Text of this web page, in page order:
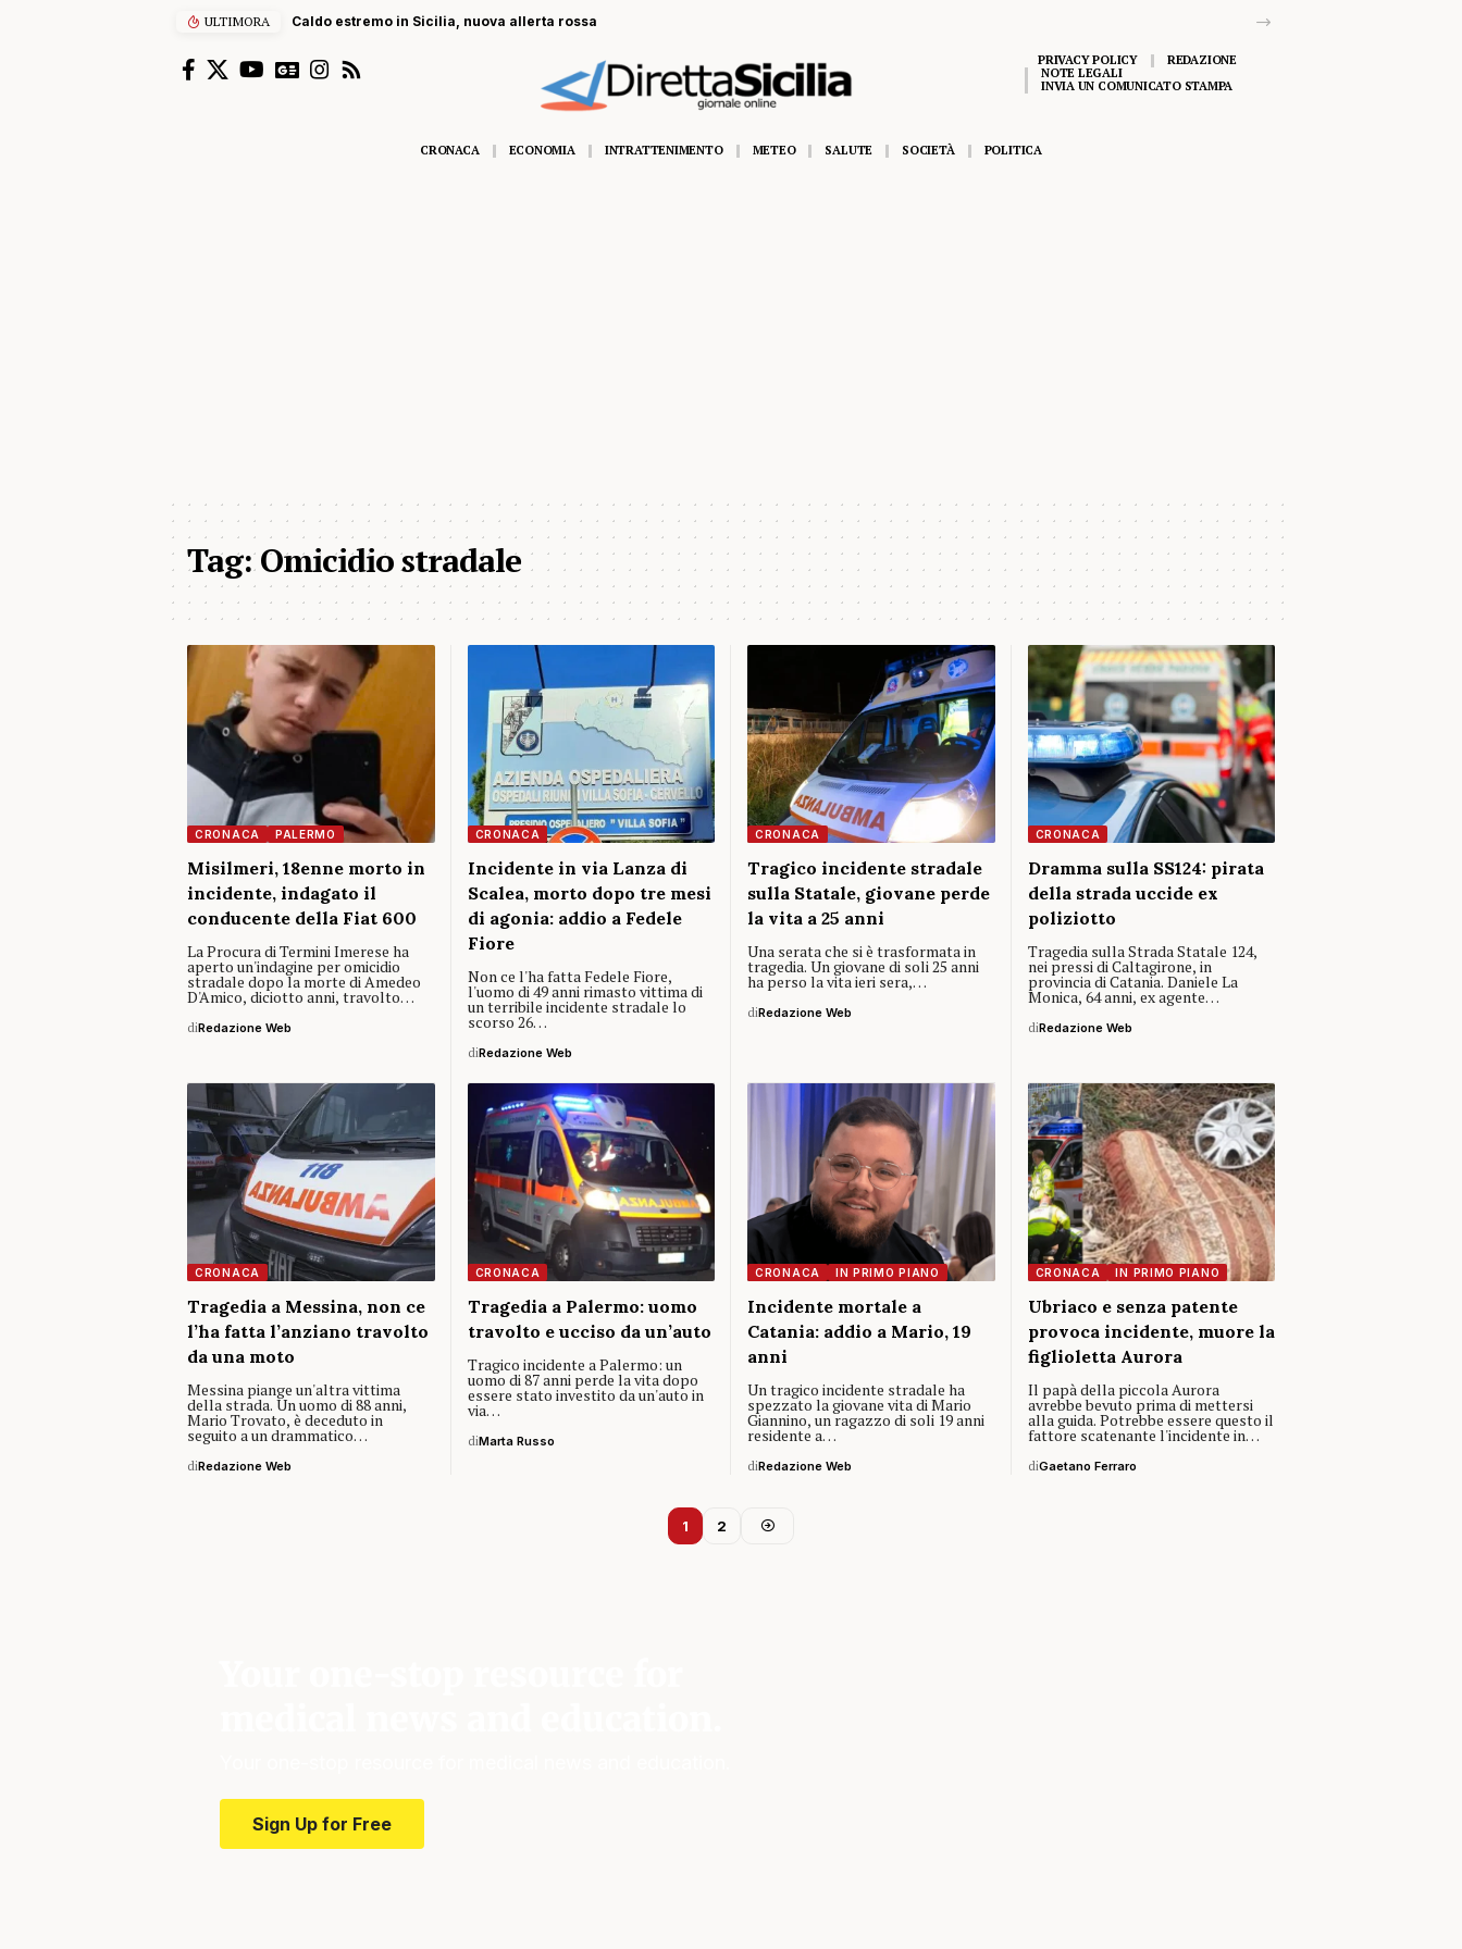
ULTIMORA Sub ucciso dall’elica di un gommone a Lampedusa, la fidanzata assiste alla tragedia
PRIVACY POLICY
REDAZIONE
NOTE LEGALI
INVIA UN COMUNICATO STAMPA
CRONACA ECONOMIA INTRATTENIMENTO METEO SALUTE SOCIETÀ POLITICA
Tag:Omicidio stradale
CRONACA PALERMO
Misilmeri, 18enne morto in
incidente, indagato il
conducente della Fiat 600
La Procura di Termini Imerese ha
aperto un'indagine per omicidio
stradale dopo la morte di Amedeo
D'Amico, diciotto anni, travolto…
diRedazione Web
CRONACA
Incidente in via Lanza di
Scalea, morto dopo tre mesi
di agonia: addio a Fedele
Fiore
Non ce l'ha fatta Fedele Fiore,
l'uomo di 49 anni rimasto vittima di
un terribile incidente stradale lo
scorso 26…
diRedazione Web
CRONACA
Tragico incidente stradale
sulla Statale, giovane perde
la vita a 25 anni
Una serata che si è trasformata in
tragedia. Un giovane di soli 25 anni
ha perso la vita ieri sera,…
diRedazione Web
CRONACA
Dramma sulla SS124: pirata
della strada uccide ex
poliziotto
Tragedia sulla Strada Statale 124,
nei pressi di Caltagirone, in
provincia di Catania. Daniele La
Monica, 64 anni, ex agente…
diRedazione Web
CRONACA
Tragedia a Messina, non ce
l’ha fatta l’anziano travolto
da una moto
Messina piange un'altra vittima
della strada. Un uomo di 88 anni,
Mario Trovato, è deceduto in
seguito a un drammatico…
diRedazione Web
CRONACA
Tragedia a Palermo: uomo
travolto e ucciso da un’auto
Tragico incidente a Palermo: un
uomo di 87 anni perde la vita dopo
essere stato investito da un'auto in
via…
diMarta Russo
CRONACA IN PRIMO PIANO
Incidente mortale a
Catania: addio a Mario, 19
anni
Un tragico incidente stradale ha
spezzato la giovane vita di Mario
Giannino, un ragazzo di soli 19 anni
residente a…
diRedazione Web
CRONACA IN PRIMO PIANO
Ubriaco e senza patente
provoca incidente, muore la
figlioletta Aurora
Il papà della piccola Aurora
avrebbe bevuto prima di mettersi
alla guida. Potrebbe essere questo il
fattore scatenante l'incidente in…
diGaetano Ferraro
1 2
Sign Up for Free